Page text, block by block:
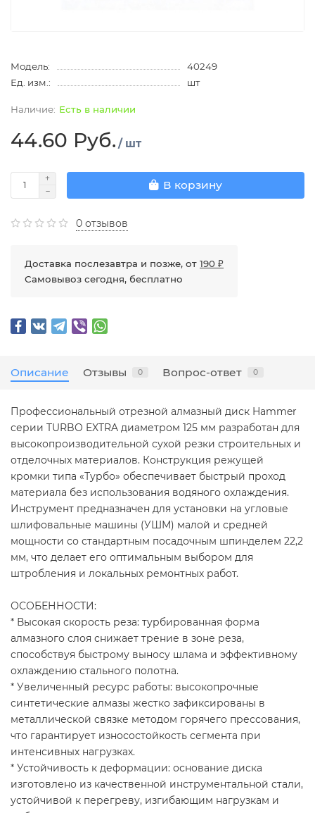
Модель:
40249
Ед. изм.:
шт
Есть в наличии
44.60 Руб. / шт
В корзину
0 отзывов
Доставка послезавтра и позже, от 190 ₽
Самовывоз сегодня, бесплатно
Описание Отзывы 0 Вопрос-ответ 0
Профессиональный отрезной алмазный диск Hammer
серии TURBO EXTRA диаметром 125 мм разработан для
высокопроизводительной сухой резки строительных и
отделочных материалов. Конструкция режущей
кромки типа «Турбо» обеспечивает быстрый проход
материала без использования водяного охлаждения.
Инструмент предназначен для установки на угловые
шлифовальные машины (УШМ) малой и средней
мощности со стандартным посадочным шпинделем 22,2
мм, что делает его оптимальным выбором для
штробления и локальных ремонтных работ.
ОСОБЕННОСТИ:
* Высокая скорость реза: турбированная форма
алмазного слоя снижает трение в зоне реза,
способствуя быстрому выносу шлама и эффективному
охлаждению стального полотна.
* Увеличенный ресурс работы: высокопрочные
синтетические алмазы жестко зафиксированы в
металлической связке методом горячего прессования,
что гарантирует износостойкость сегмента при
интенсивных нагрузках.
* Устойчивость к деформации: основание диска
изготовлено из качественной инструментальной стали,
устойчивой к перегреву, изгибающим нагрузкам и